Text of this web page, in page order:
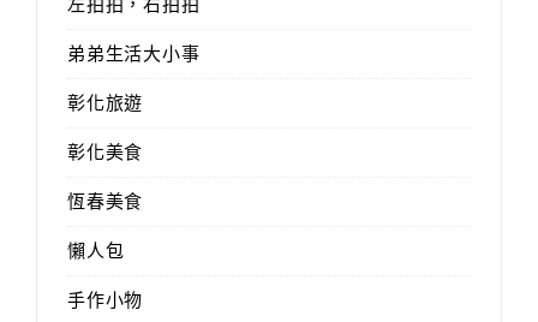
左拍拍，右拍拍
弟弟生活大小事
彰化旅遊
彰化美食
恆春美食
懶人包
手作小物